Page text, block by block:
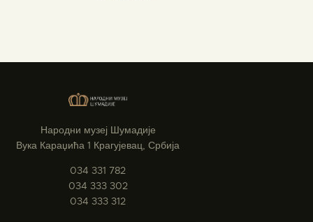
Народни музеј Шумадије
Вука Караџића 1 Крагујевац, Србија
034 331 782
034 333 302
034 333 312